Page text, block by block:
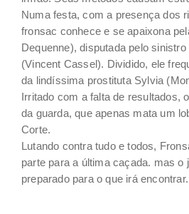
Numa festa, com a presença dos
fronsac conhece e se apaixona
Dequenne), disputada pelo
(Vincent Cassel). Dividido, ele
da lindíssima prostituta Sylvia
Irritado com a falta de resultados,
da guarda, que apenas mata um
Corte.
Lutando contra tudo e todos,
parte para a última caçada. mas o
preparado para o que irá encontrar.